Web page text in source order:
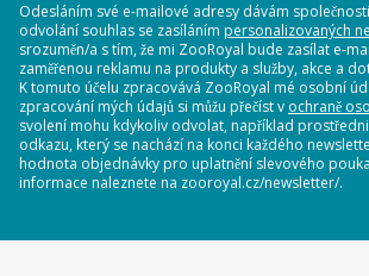
Odesláním své e-mailové adresy dávám
odvolání souhlas se zasíláním personalizovaných
srozuměn/a s tím, že mi ZooRoyal bude zasílat e-
zaměřenou reklamu na produkty a služby, akce a
K tomuto účelu zpracovává ZooRoyal mé osobní
zpracování mých údajů si můžu přečíst v ochraně
svolení mohu kdykoliv odvolat, například
odkazu, který se nachází na konci každého
hodnota objednávky pro uplatnění slevového
informace naleznete na zooroyal.cz/newsletter/.